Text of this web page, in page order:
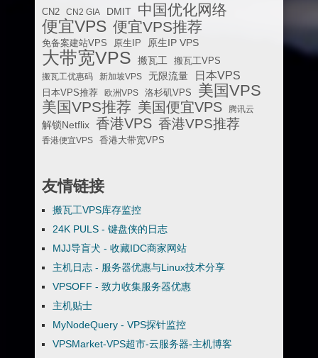
CN2 CN2 GIA DMIT 中国优化网络
便宜VPS 便宜VPS推荐
免备案建站VPS 原生IP 原生IP VPS
大带宽VPS 搬瓦工
搬瓦工VPS
搬瓦工优惠码
新加坡VPS 无限流量 日本VPS
日本VPS推荐 欧洲VPS 洛杉矶VPS 美国VPS
美国VPS推荐 美国便宜VPS 腾讯云
解锁Netflix 香港VPS 香港VPS推荐
香港便宜VPS 香港大带宽VPS
友情链接
搬瓦工VPS库存监控
24K PULS - 键盘侠的日志
MJJ导盲犬 - 收藏IDC商家网站
主机日志 - 服务器优惠与Linux技术分享
VPSOFF - 致力收集服务器优惠
主机贴士
MyNodeQuery - VPS探针监控
VPSMarket-VPS超市-云服务器-主机博客